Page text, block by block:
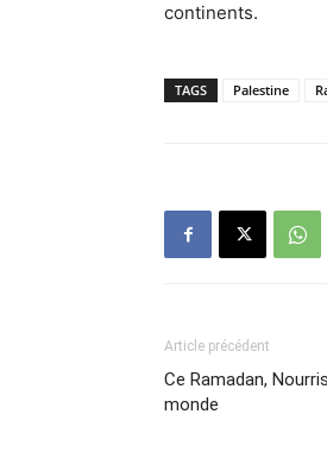
continents.
TAGS Palestine
Article précédent
Ce Ramadan,
monde